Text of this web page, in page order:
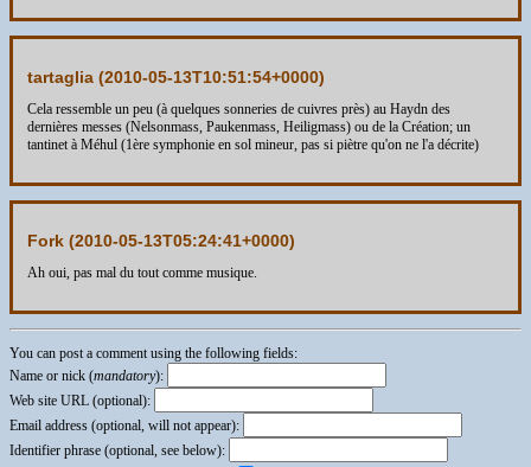
tartaglia (2010-05-13T10:51:54+0000)
Cela ressemble un peu (à quelques sonneries de cuivres près) au Haydn des
dernières messes (Nelsonmass, Paukenmass, Heiligmass) ou de la Création; un
tantinet à Méhul (1ère symphonie en sol mineur, pas si piètre qu'on ne l'a décrite)
Fork (2010-05-13T05:24:41+0000)
Ah oui, pas mal du tout comme musique.
You can post a comment using the following fields:
Name or nick (mandatory):
Web site URL (optional):
Email address (optional, will not appear):
Identifier phrase (optional, see below):